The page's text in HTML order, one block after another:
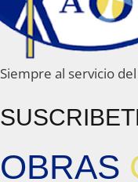
Siempre al servicio
OBRAS